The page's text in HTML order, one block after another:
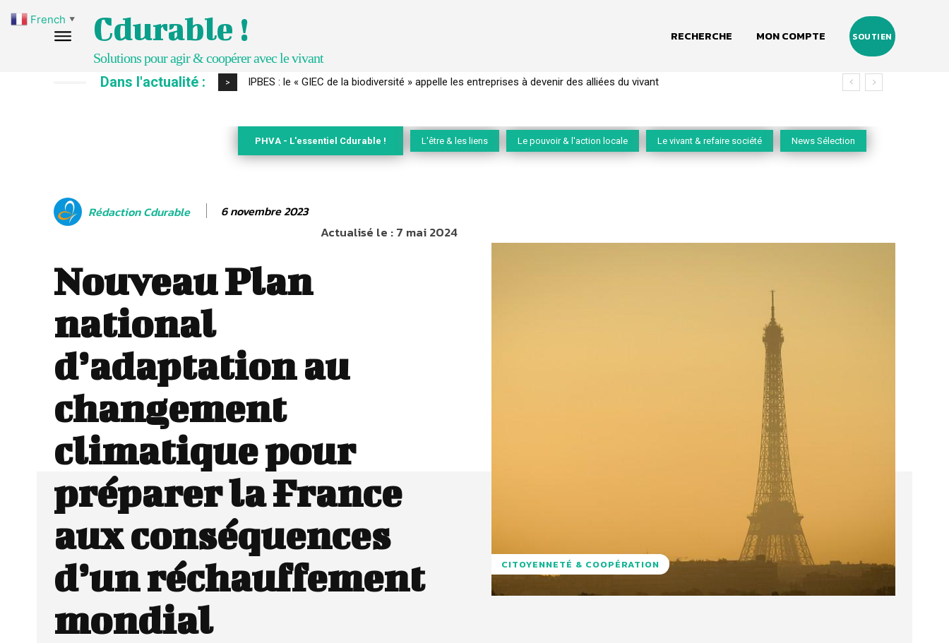
Cdurable !
Solutions pour agir & coopérer avec le vivant
RECHERCHE MON COMPTE SOUTIEN
Dans l'actualité : > Comment le sol français a perdu sa mémoire hydrique et déréglé tout le territoire (2020-2026)
PHVA - L'essentiel Cdurable ! L'être & les liens Le pouvoir & l'action locale Le vivant & refaire société News Sélection
Rédaction Cdurable 6 novembre 2023
Actualisé le :7 mai 2024
Nouveau Plan
national
d’adaptation au
changement
climatique pour
préparer la France
aux conséquences
d’un réchauffement
mondial
CITOYENNETÉ & COOPÉRATION
French ▼